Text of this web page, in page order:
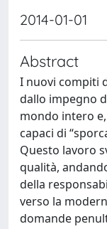
2014-01-01
Abstract
I nuovi compiti
dallo impegno
mondo intero
capaci di
Questo lavoro
qualità,
della
verso la
domande